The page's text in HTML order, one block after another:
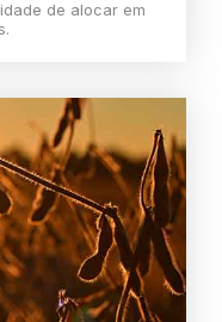
de alocar em